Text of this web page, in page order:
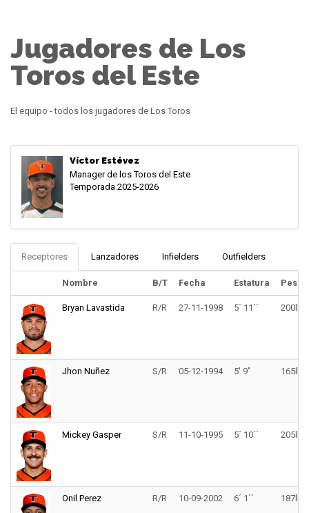
Jugadores de Los
Toros del Este
El equipo - todos los jugadores de Los Toros
Víctor Estévez
Manager de los Toros del Este
Temporada 2025-2026
Receptores Lanzadores Infielders Outfielders
Nombre B/T Fecha Estatura Peso
Bryan Lavastida R/R 27-11-1998 5´ 11´´ 200lbs.
Jhon Nuñez S/R 05-12-1994 5' 9" 165lbs.
Mickey Gasper S/R 11-10-1995 5´ 10´´ 205lbs.
Onil Perez R/R 10-09-2002 6´ 1´´ 187lbs.